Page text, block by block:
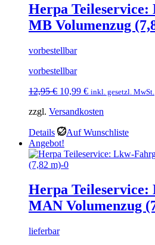
Herpa Teileservice:
MB Volumenzug
vorbestellbar
vorbestellbar
12,95€ Ursprünglicher
war:
10,99 €Aktueller
ist:
inkl. gesetzl. MwSt.
zzgl. Versandkosten
Details
Auf Wunschliste
Angebot!
Herpa
MAN Volumenzug
lieferbar